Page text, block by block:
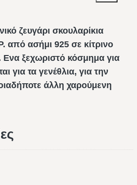
ζευγάρι σκουλαρίκια
από ασήμι 925 σε κίτρινο
ξεχωριστό κόσμημα για
για τα γενέθλια, για την
άλλη χαρούμενη